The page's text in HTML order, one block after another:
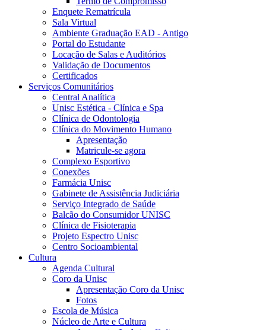
Enquete Rematrícula
Sala Virtual
Ambiente Graduação EAD - Antigo
Portal do Estudante
Locação de Salas e Auditórios
Validação de Documentos
Certificados
Serviços Comunitários
Central Analítica
Unisc Estética - Clínica e Spa
Clínica de Odontologia
Clínica do Movimento Humano
Apresentação
Matricule-se agora
Complexo Esportivo
Conexões
Farmácia Unisc
Gabinete de Assistência Judiciária
Serviço Integrado de Saúde
Balcão do Consumidor UNISC
Clínica de Fisioterapia
Projeto Espectro Unisc
Centro Socioambiental
Cultura
Agenda Cultural
Coro da Unisc
Apresentação Coro da Unisc
Fotos
Escola de Música
Núcleo de Arte e Cultura